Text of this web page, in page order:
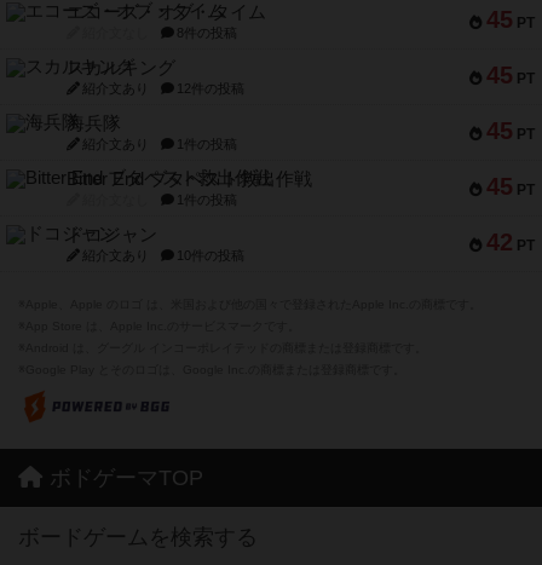
45 PT
エコーズ・オブ・タイム
8件の投稿
45 PT
スカルキング
紹介文あり 12件の投稿
45 PT
海兵隊
紹介文あり 1件の投稿
45 PT
Bitter End ブタペスト救出作戦
1件の投稿
42 PT
ドコジャン
紹介文あり 10件の投稿
ボドゲーマTOP
ボードゲームを検索する